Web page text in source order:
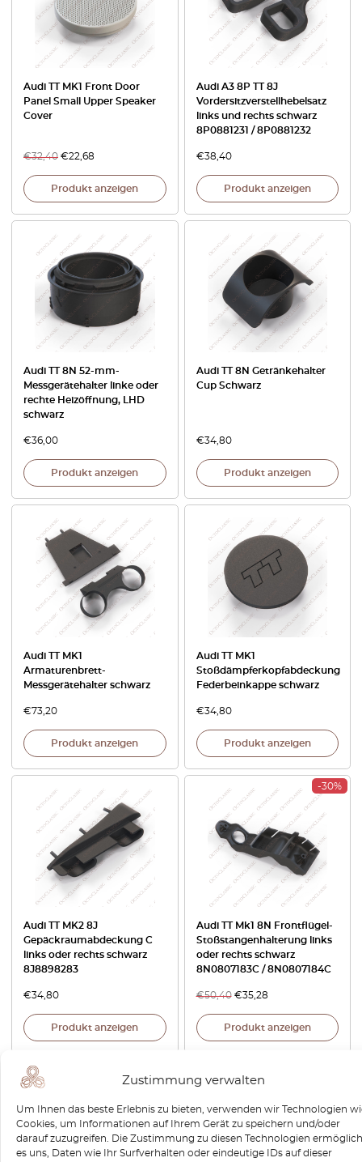
Zustimmung verwalten
Um Ihnen das beste Erlebnis zu bieten, verwenden wir Technologien
Cookies, um Informationen auf Ihrem Gerät zu speichern und/oder
darauf zuzugreifen. Die Zustimmung zu diesen Technologien
es uns, Daten wie Ihr Surfverhalten oder eindeutige IDs auf dieser
Audi TT MK1 Front Door
Panel Small Upper Speaker
Cover
€32,40 €22,68
Produkt anzeigen
Audi A3 8P TT 8J
Vordersitzverstellhebelsatz
links und rechts schwarz
8P0881231 / 8P0881232
€38,40
Produkt anzeigen
Audi TT 8N 52-mm-
Messgerätehalter linke oder
rechte Heizöffnung, LHD
schwarz
€36,00
Produkt anzeigen
Audi TT 8N Getränkehalter
Cup Schwarz
€34,80
Produkt anzeigen
Audi TT MK1
Armaturenbrett-
Messgerätehalter schwarz
€73,20
Produkt anzeigen
Audi TT MK1
Stoßdämpferkopfabdeckung
Federbeinkappe schwarz
€34,80
Produkt anzeigen
Audi TT MK2 8J
Gepäckraumabdeckung C
links oder rechts schwarz
8J8898283
€34,80
Produkt anzeigen
-30%
Audi TT Mk1 8N Frontflügel-
Stoßstangenhalterung links
oder rechts schwarz
8N0807183C / 8N0807184C
€50,40 €35,28
Produkt anzeigen